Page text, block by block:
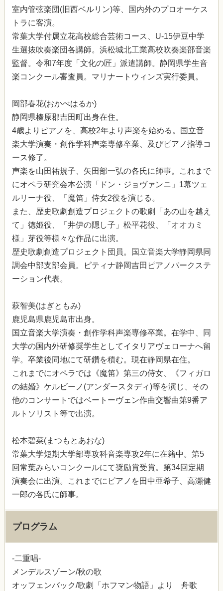
室内管弦楽団(旧西ベルリン)等、国内外のプロオーケス
トラに客演。
常葉大学付属立花高校総合芸術コース、U-15伊豆中学
生選抜吹奏楽団各講師。浜松城北工業高校吹奏楽部音楽
監督。令和7年度「文化の匠」派遣講師。静岡県学生音
楽コンクール審査員。マリナートウィンズ実行委員。
岡部春花(おかべはるか)
静岡県榛原郡吉田町出身在住。
4歳よりピアノを、高校2年より声楽を始める。国立音
楽大学演奏・創作学科声楽専修卒業、及びピアノ指導コ
ース修了。
声楽を山田祐規子、矢田部一弘の各氏に師事。これまで
にオペラ研究会本公演「ドン・ジョヴァンニ」1幕ツェ
ルリーナ役、「魔笛」侍女2役を演じる。
また、歴史歌劇創造プロジェクトの歌劇「あの山を越え
て」徳姫役、「井伊の隠し子」松平花役、「オオカミ
様」芽役等様々な作品に出演。
歴史歌劇創造プロジェクト団員。国立音楽大学静岡県同
調会中部支部会員。ピティナ静岡吉田ピアノパークステ
ーション代表。
萩智美(はぎともみ)
鹿児島県鹿児島市出身。
国立音楽大学演奏・創作学科声楽専修卒業。在学中、同
大学の国内外研修奨学生としてイタリアヴェローナへ留
学。卒業後同地にて研鑽を積む。現在静岡県在住。
これまでにオペラでは《魔笛》第三の侍女、《フィガロ
の結婚》ケルビーノ(アンダースタディ)等を演じ、その
他のコンサートではベートーヴェン作曲交響曲第9番ア
ルトソリスト等で出演。
松本碧菜(まつもとあおな)
常葉大学短期大学部専攻科音楽専攻2年に在籍中。第5
回常葉みらいコンクールにて奨励賞受賞。第34回定期
演奏会に出演。これまでにピアノを田中亜希子、高瀬健
一郎の各氏に師事。
プログラム
-二重唱-
メンデルスゾーン/秋の歌
オッフェンバック/歌劇「ホフマン物語」より 舟歌